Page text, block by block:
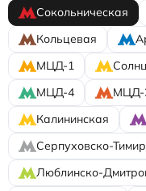
Сокольническая
Кольцевая
МЦД-1
МЦД-4
МЦД-
Калининская
Серпуховско-
Люблинско-